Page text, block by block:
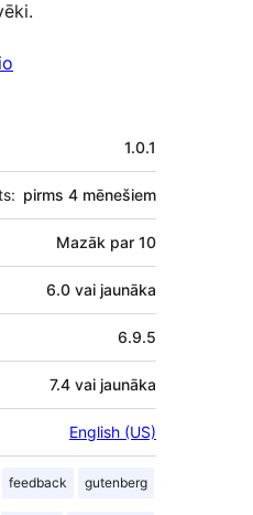
1.0.1
pirms 4 mēnešiem
Mazāk par 10
6.0 vai jaunāka
6.9.5
7.4 vai jaunāka
English (US)
feedback gutenberg